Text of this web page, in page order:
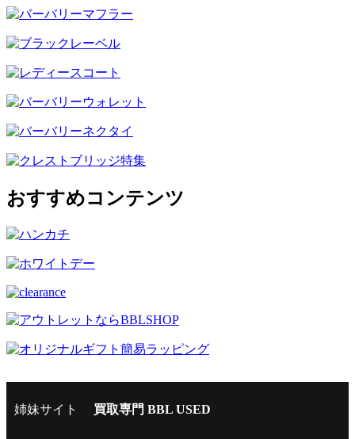
おすすめコンテンツ
姉妹サイト 買取専門 BBL USED